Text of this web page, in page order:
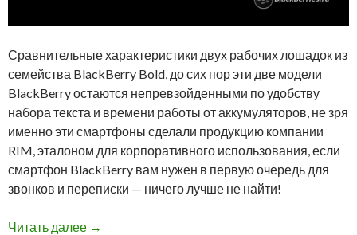
Сравнительные характеристики двух рабочих лошадок из
семейства BlackBerry Bold, до сих пор эти две модели
BlackBerry остаются непревзойденными по удобству
набора текста и времени работы от аккумуляторов, не зря
именно эти смартфоны сделали продукцию компании
RIM, эталоном для корпоративного использования, если
смартфон BlackBerry вам нужен в первую очередь для
звонков и переписки — ничего лучше не найти!
Читать далее Сравниваем BlackBerry 9000 Bold и
→